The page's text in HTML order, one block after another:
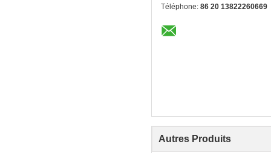
Téléphone: 86 20 13822260669
Autres Produits